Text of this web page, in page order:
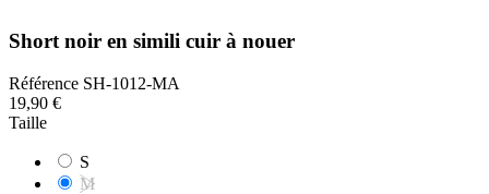
Short noir en simili cuir à nouer
Référence SH-1012-MA
19,90 €
Taille
S
M